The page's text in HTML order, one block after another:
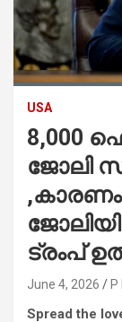
USA
8,000
ജോലി
,കാരണം
ട്രംപ്
June 4, 2026 P
Spread the